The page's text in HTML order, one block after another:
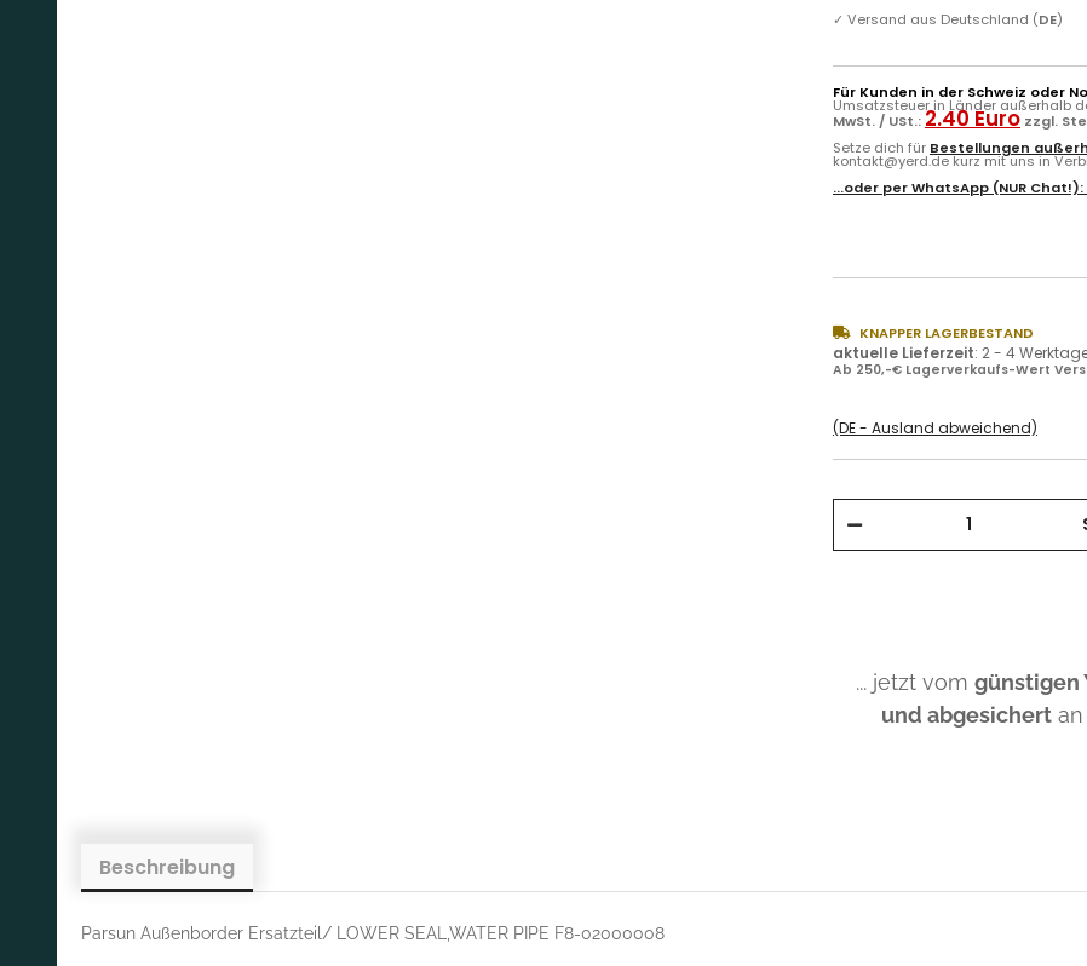
✓ Versand aus Deutschland (DE)
Für Kunden in der Schweiz oder
Umsatzsteuer in Länder außerhalb
MwSt. / USt.: 2.40 Euro zzgl.
Setze dich für Bestellungen
kontakt@yerd.de kurz mit uns in
...oder perWhatsApp (NUR Chat!):
KNAPPER LAGERBESTAND
aktuelle Lieferzeit: 2 - 4
Ab 250,-€ Lagerverkaufs-Wert
(DE - Ausland abweichend)
... jetzt vom günstigen
und abgesichert
Beschreibung
Parsun Außenborder Ersatzteil/ LOWER SEAL,WATER PIPE F8-02000008